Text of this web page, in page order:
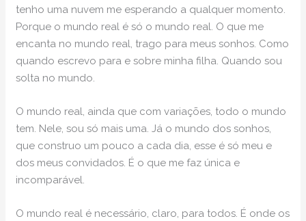
tenho uma nuvem me esperando a qualquer momento.
Porque o mundo real é só o mundo real. O que me
encanta no mundo real, trago para meus sonhos. Como
quando escrevo para e sobre minha filha. Quando sou
solta no mundo.
O mundo real, ainda que com variações, todo o mundo
tem. Nele, sou só mais uma. Já o mundo dos sonhos,
que construo um pouco a cada dia, esse é só meu e
dos meus convidados. É o que me faz única e
incomparável.
O mundo real é necessário, claro, para todos. É onde os